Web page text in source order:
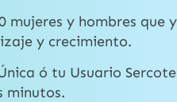
mujeres y hombres que
y crecimiento.
ó tu Usuario
minutos.